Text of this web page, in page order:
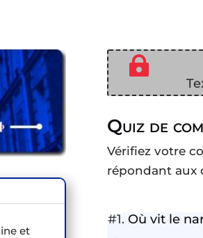
et

Quiz de
Vérifiez votre
répondant aux
#1.Où vit le